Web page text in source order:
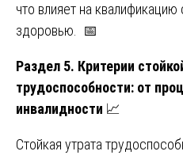
что влияет на
здоровью. 📅
Раздел 5. Критерии
трудоспособности: от
инвалидности 📈
Стойкая утрата